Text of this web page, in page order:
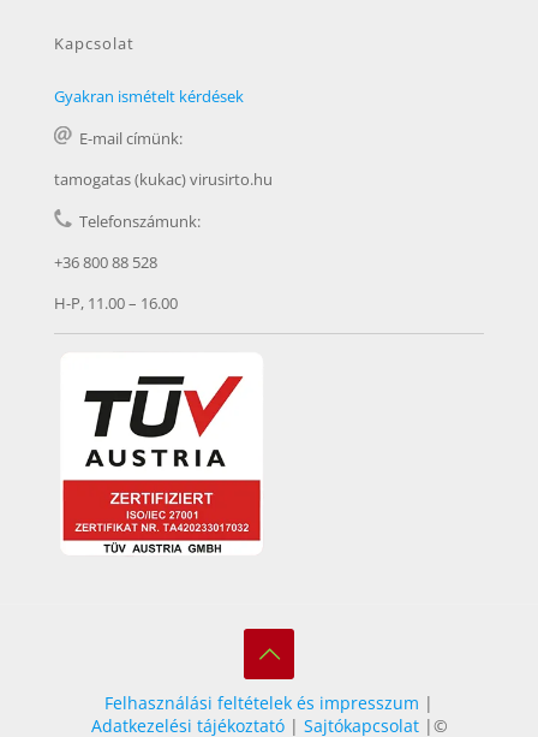
Kapcsolat
Gyakran ismételt kérdések
E-mail címünk:
tamogatas (kukac) virusirto.hu
Telefonszámunk:
+36 800 88 528
H-P, 11.00 – 16.00
Felhasználási feltételek és impresszum |
Adatkezelési tájékoztató| Sajtókapcsolat|©